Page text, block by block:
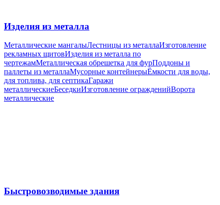
Изделия из металла
Металлические мангалыЛестницы из металлаИзготовление
рекламных щитовИзделия из металла по
чертежамМеталлическая обрешетка для фурПоддоны и
паллеты из металлаМусорные контейнерыЁмкости для воды,
для топлива, для септикаГаражи
металлическиеБеседкиИзготовление огражденийВорота
металлические
Быстровозводимые здания